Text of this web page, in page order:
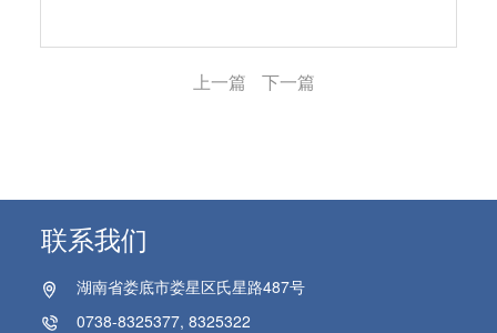
上一篇 下一篇
联系我们
湖南省娄底市娄星区氏星路487号
0738-8325377, 8325322